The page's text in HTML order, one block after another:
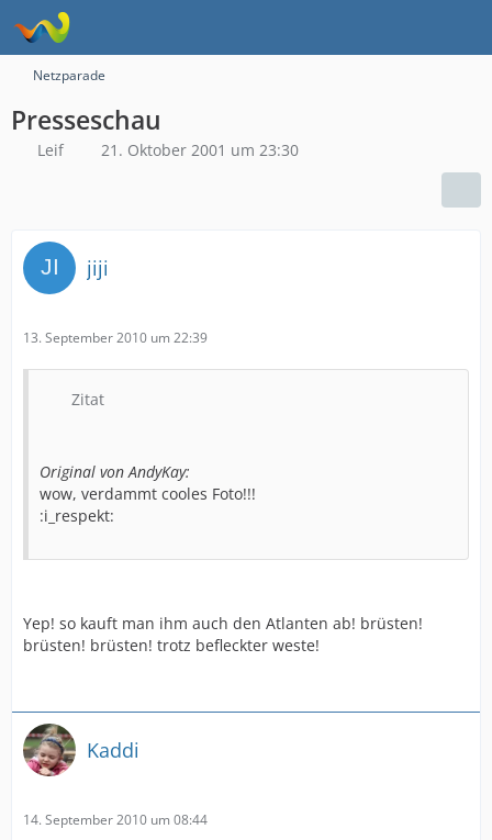
Netzparade
Presseschau
Leif 21. Oktober 2001 um 23:30
jiji
13. September 2010 um 22:39
Zitat
Original von AndyKay:
wow, verdammt cooles Foto!!!
:i_respekt:
Yep! so kauft man ihm auch den Atlanten ab! brüsten!
brüsten! brüsten! trotz befleckter weste!
Kaddi
14. September 2010 um 08:44